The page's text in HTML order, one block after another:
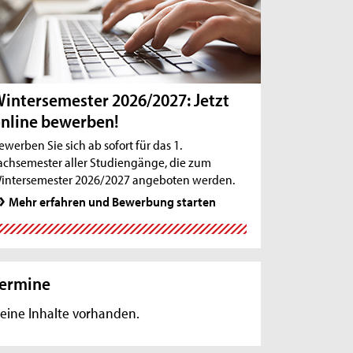
2026/2027: Jetzt
bewerben!
Sie sich ab sofort für das 1.
aller Studiengänge, die zum
2026/2027 angeboten werden.
Mehr erfahren und Bewerbung starten
Inhalte vorhanden.